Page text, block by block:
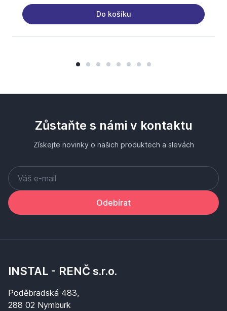
Do košíku
Zůstaňte s námi v kontaktu
Získejte novinky o našich produktech a slevách
Odebírat
INSTAL - RENČ s.r.o.
Poděbradská 483,
288 02 Nymburk